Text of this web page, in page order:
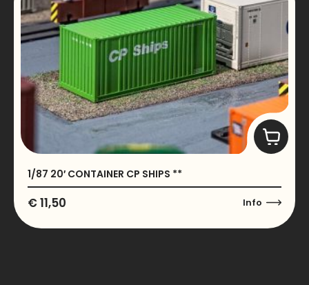
1/87 20′ CONTAINER CP SHIPS **
€11,50 Info